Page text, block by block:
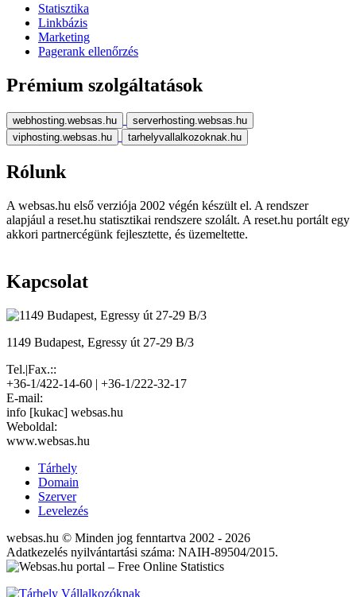
Statisztika
Linkbázis
Marketing
Pagerank ellenőrzés
Prémium szolgáltatások
webhosting.websas.hu
serverhosting.websas.hu
viphosting.websas.hu
tarhelyvallalkozoknak.hu
Rólunk
A websas.hu első verziója 2002 végén készült el. A rendszer
alapjául a reset.hu statisztikai rendszere szolált. A reset.hu portált egy
akkori partnercégünk fejlesztette, és üzemeltette.
Kapcsolat
1149 Budapest, Egressy út 27-29 B/3
Tel.|Fax.::
+36-1/422-14-60 | +36-1/222-32-17
E-mail:
info [kukac] websas.hu
Weboldal:
www.websas.hu
Tárhely
Domain
Szerver
Levelezés
websas.hu © Minden jog fenntartva 2002 - 2026
Adatkezelés nyilvántartási száma: NAIH-89504/2015.